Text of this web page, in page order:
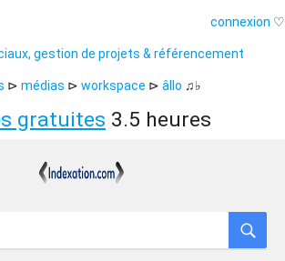
connexion ♡
⊳ médias ⊳ workspace ⊳ âllo ♫♭
gratuites 3.5 heures